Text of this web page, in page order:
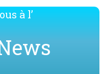
à l’